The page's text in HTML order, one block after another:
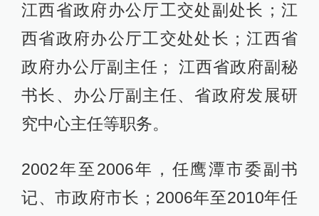
江西省政府办公厅工交处副处长；江
西省政府办公厅工交处处长；江西省
政府办公厅副主任； 江西省政府副秘
书长、办公厅副主任、省政府发展研
究中心主任等职务。
2002年至2006年，任鹰潭市委副书
记、市政府市长；2006年至2010年任